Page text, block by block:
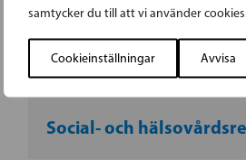
samtycker du till att vi använder
Cookieinställningar Avvisa
Social trygghet
Social- och